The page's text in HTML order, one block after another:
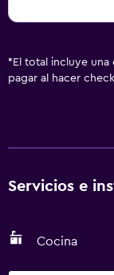
* El total incluye una
pagar al hacer
Servicios e
Cocina